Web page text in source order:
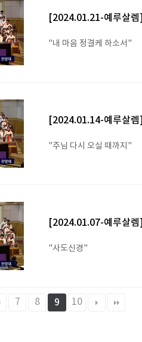
[2024.01.21-예루살렘]
"내 마음 정결케 하소서"
[2024.01.14-예루살렘]
"주님 다시 오실 때까지"
[2024.01.07-예루살렘]
"사도신경"
7 8 9 10